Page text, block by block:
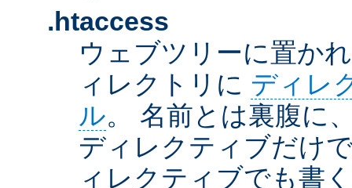
.htaccess
ウェブツリーに置か
ィレクトリに ディレ
ル。 名前とは裏腹に
ディレクティブだけ
ィレクティブでも書